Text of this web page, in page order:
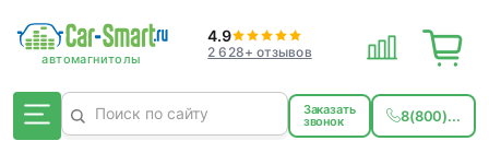
4.9
2 628+ отзывов
Заказать
звонок 8(800)...